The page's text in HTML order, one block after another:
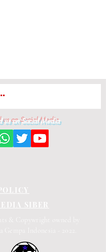
us on Social Media
SIBER
Gempa Indonesia - 2022.